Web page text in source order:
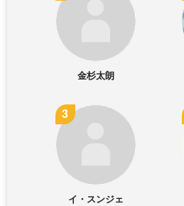
金杉太朗
イ・スンジェ